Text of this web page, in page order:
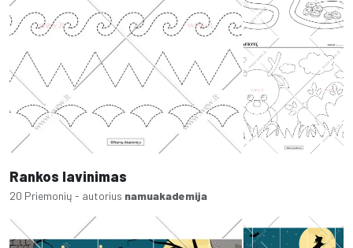
Rankos lavinimas
20 Priemonių - autorius namuakademija